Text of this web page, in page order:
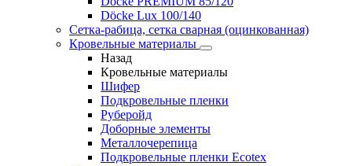
Döсkе Luх 100/140
Сетка-рабица, сетка сварная (оцинкованная)
Кровельные материалы
Назад
Кровельные материалы
Шифер
Подкровельные пленки
Руберойд
Доборные элементы
Металлочерепица
Подкровельные пленки Ecotex